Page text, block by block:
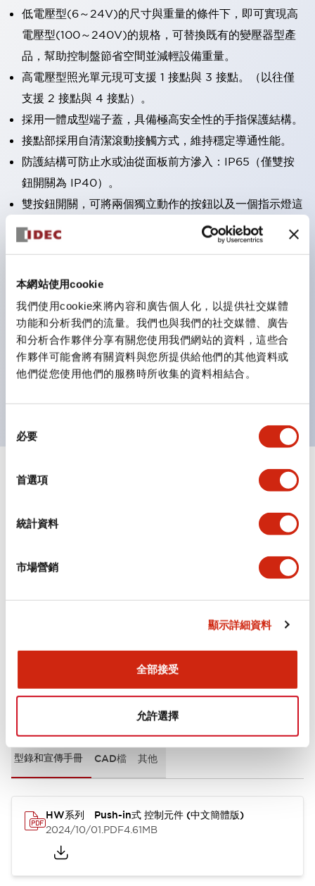
本網站使用cookie
我們使用cookie來將內容和廣告個人化，以提供社交媒體
功能和分析我們的流量。我們也與我們的社交媒體、廣告
和分析合作夥伴分享有關您使用我們網站的資料，這些合
作夥伴可能會將有關資料與您所提供給他們的其他資料或
他們從您使用他們的服務時所收集的資料相結合。
必要
首選項
統計資料
市場營銷
顯示詳細資料
全部接受
允許選擇
低電壓型(6～24V)的尺寸與重量的條件下，即可實現高
電壓型(100～240V)的規格，可替換既有的變壓器型產
品，幫助控制盤節省空間並減輕設備重量。
高電壓型照光單元現可支援 1 接點與 3 接點。（以往僅
支援 2 接點與 4 接點）。
採用一體成型端子蓋，具備極高安全性的手指保護結構。
接點部採用自清潔滾動接觸方式，維持穩定導通性能。
防護結構可防止水或油從面板前方滲入：IP65（僅雙按
鈕開關為 IP40）。
雙按鈕開關，可將兩個獨立動作的按鈕以及一個指示燈這
三種功能集結於一顆開關。
完整支援全球各地需求的多種電壓規格。
需分色管理的 LED 燈泡，如今可用單一顆燈泡呈現多種
顏色。
支援色彩通用設計（CUD）：可清楚辨識正方平頭形指
示燈的亮燈/熄燈狀態，以及點燈時的顏色識別。
符合 ISO 3864-4 安全色規範：在危險或緊急狀況下，
規格 顯示全部 +
型錄和宣傳手冊 CAD檔 其他
HW系列 Push-in式 控制元件 (中文簡體版)
2024/10/01.PDF4.61MB